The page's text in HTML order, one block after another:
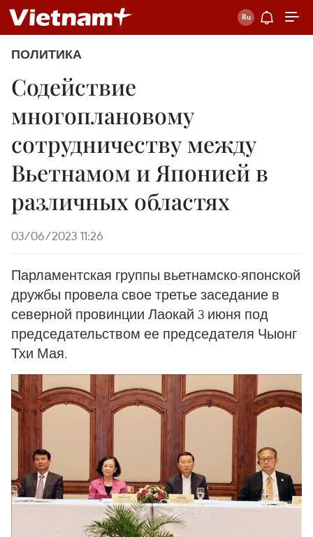
ПОЛИТИКА
Содействие
многоплановому
сотрудничеству между
Вьетнамом и Японией в
различных областях
03/06/2023 11:26
Парламентская группы вьетнамско-японской
дружбы провела свое третье заседание в
северной провинции Лаокай 3 июня под
председательством ее председателя Чыонг
Тхи Мая.